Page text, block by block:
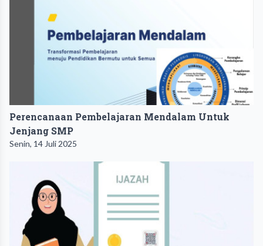
Perencanaan Pembelajaran Mendalam Untuk
Jenjang SMP
Senin, 14 Juli 2025